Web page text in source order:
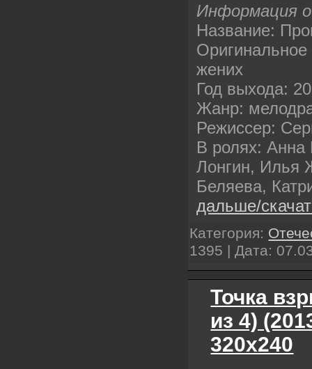
Информация
Название:
жених
Год выхода:
Жанр:
Режиссер:
В ролях: Анна
Лонгин, Илья
Беляева,
дальше/
Категория:
1395 | Дата:
Точка
из 4)
320х240